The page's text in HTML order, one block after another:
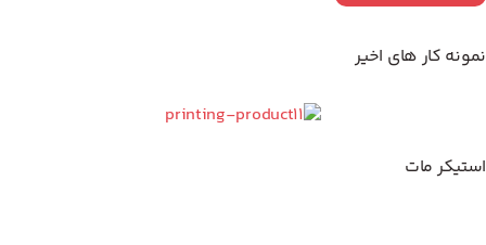
کار های اخیر
مات